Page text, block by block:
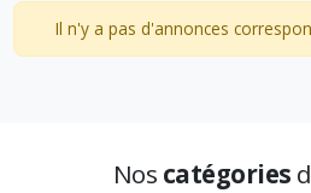
Il n'y a pas d'annonces
Nos catégories